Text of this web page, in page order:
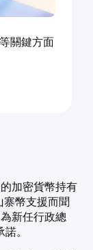
關鍵方面
加密貨幣持有
幣支援而聞
新任行政總
。